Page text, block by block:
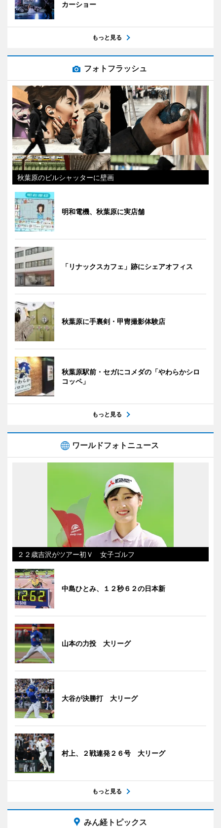
カーショー
もっと見る
フォトフラッシュ
秋葉原のビルシャッターに壁画
明和電機、秋葉原に実店舗
「リナックスカフェ」跡にシェアオフィス
秋葉原に手裏剣・甲冑撮影体験店
秋葉原駅前・セガにコメダの「やわらかシロ
コッペ」
もっと見る
ワールドフォトニュース
２２歳吉沢がツアー初Ｖ 女子ゴルフ
中島ひとみ、１２秒６２の日本新
山本の力投 大リーグ
大谷が決勝打 大リーグ
村上、２戦連発２６号 大リーグ
もっと見る
みん経トピックス